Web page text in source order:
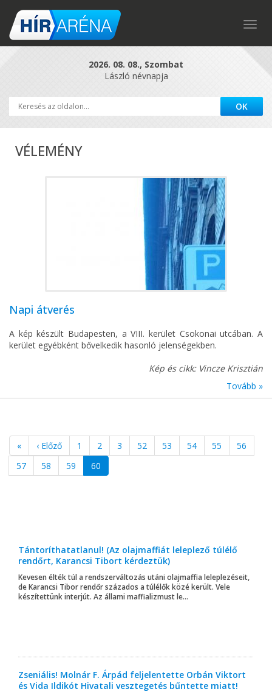
2026. 08. 08., Szombat
László névnapja
VÉLEMÉNY
Napi átverés
A kép készült Budapesten, a VIII. kerület Csokonai utcában. A
kerület egyébként bővelkedik hasonló jelenségekben.
Kép és cikk: Vincze Krisztián
Tovább »
« ‹ Előző 1 2 3 52 53 54 55
56
57
58 59 60
Tántoríthatatlanul! (Az olajmaffiát leleplező túlélő
rendőrt, Karancsi Tibort kérdeztük)
Kevesen élték túl a rendszerváltozás utáni olajmaffia leleplezéseit,
de Karancsi Tibor rendőr százados a túlélők közé került. Vele
készítettünk interjút. Az állami maffializmust le...
Zseniális! Molnár F. Árpád feljelentette Orbán Viktort
és Vida Ildikót Hivatali vesztegetés bűntette miatt!